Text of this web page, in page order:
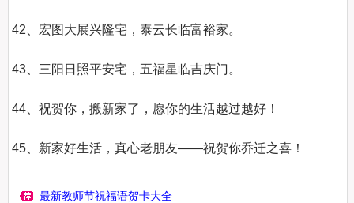
42、宏图大展兴隆宅，泰云长临富裕家。
43、三阳日照平安宅，五福星临吉庆门。
44、祝贺你，搬新家了，愿你的生活越过越好！
45、新家好生活，真心老朋友——祝贺你乔迁之喜！
最新教师节祝福语贺卡大全